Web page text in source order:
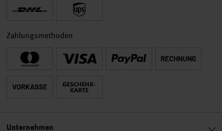
Zahlungsmethoden
Unternehmen